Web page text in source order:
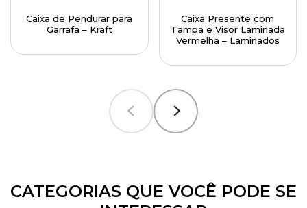
Caixa de Pendurar para
Garrafa – Kraft
Caixa Presente com
Tampa e Visor Laminada
Vermelha – Laminados
CATEGORIAS QUE VOCÊ PODE SE